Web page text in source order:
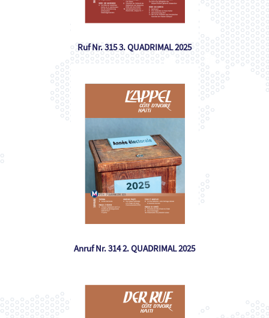
Ruf Nr. 315 3. QUADRIMAL 2025
Anruf Nr. 314 2. QUADRIMAL 2025